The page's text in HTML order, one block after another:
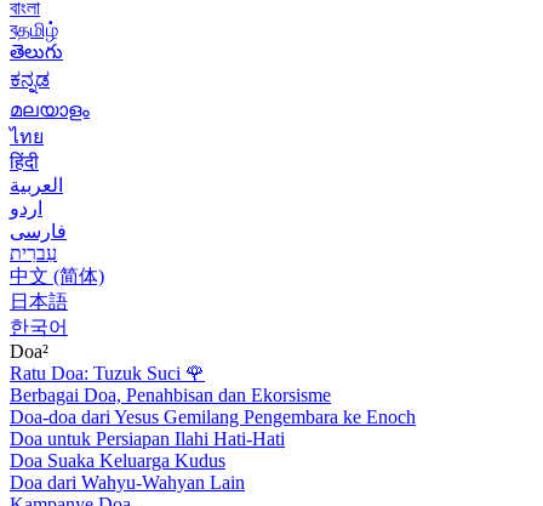
বাংলা
বதமிழ்
తెలుగు
ಕನ್ನಡ
മലയാളം
ไทย
हिंदी
العربية
اردو
فارسی
עִברִית
中文 (简体)
日本語
한국어
Doa²
Ratu Doa: Tuzuk Suci 🌹
Berbagai Doa, Penahbisan dan Ekorsisme
Doa-doa dari Yesus Gemilang Pengembara ke Enoch
Doa untuk Persiapan Ilahi Hati-Hati
Doa Suaka Keluarga Kudus
Doa dari Wahyu-Wahyan Lain